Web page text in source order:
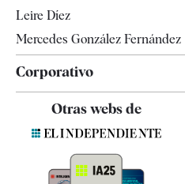
Leire Díez
Mercedes González Fernández
Corporativo
Otras webs de